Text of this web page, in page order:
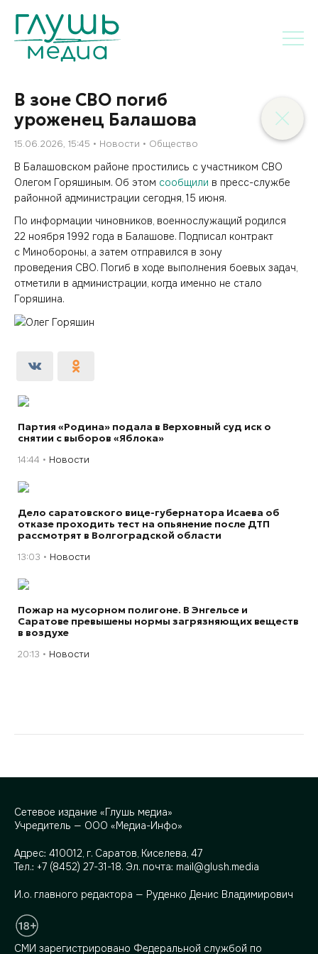
В зоне СВО погиб
уроженец Балашова
15.06.2026, 15:45 Новости Общество
В Балашовском районе простились с участником СВО
Олегом Горяшиным. Об этом сообщили в пресс-службе
районной администрации сегодня, 15 июня.
По информации чиновников, военнослужащий родился
22 ноября 1992 года в Балашове. Подписал контракт
с Минобороны, а затем отправился в зону
проведения СВО. Погиб в ходе выполнения боевых задач,
отметили в администрации, когда именно не стало
Горяшина.
Партия «Родина» подала в Верховный суд иск о
снятии с выборов «Яблока»
14:44 Новости
Дело саратовского вице-губернатора Исаева об
отказе проходить тест на опьянение после ДТП
рассмотрят в Волгоградской области
13:03 Новости
Пожар на мусорном полигоне. В Энгельсе и
Саратове превышены нормы загрязняющих веществ
в воздухе
20:13 Новости
Сетевое издание «Глушь медиа»
Учредитель — ООО «Медиа-Инфо»
Адрес: 410012, г. Саратов, Киселева, 47
Тел.: +7 (8452) 27-31-18. Эл. почта: mail@glush.media
И.о. главного редактора — Руденко Денис Владимирович
СМИ зарегистрировано Федеральной службой по